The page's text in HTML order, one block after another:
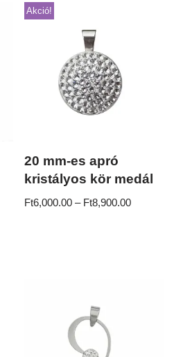
Akció!
20 mm-es apró
kristályos kör medál
Ft6,000.00 – Ft8,900.00